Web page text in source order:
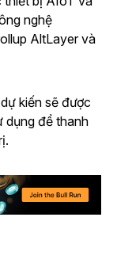
nghệ
AltLayer và
kiến sẽ được
dụng để thanh